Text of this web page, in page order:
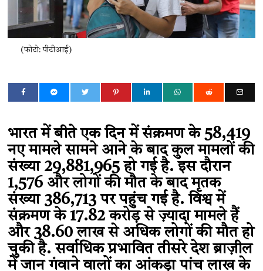
(फोटो: पीटीआई)
भारत में बीते एक दिन में संक्रमण के 58,419
नए मामले सामने आने के बाद कुल मामलों की
संख्या 29,881,965 हो गई है. इस दौरान
1,576 और लोगों की मौत के बाद मृतक
संख्या 386,713 पर पहुंच गई है. विश्व में
संक्रमण के 17.82 करोड़ से ज़्यादा मामले हैं
और 38.60 लाख से अधिक लोगों की मौत हो
चुकी है. सर्वाधिक प्रभावित तीसरे देश ब्राज़ील
में जान गंवाने वालों का आंकड़ा पांच लाख के